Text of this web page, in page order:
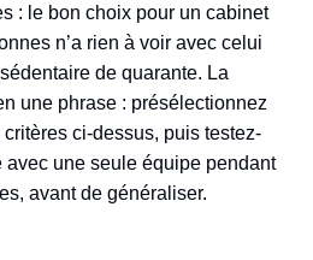
: le bon choix pour un cabinet
n’a rien à voir avec celui
de quarante. La
une phrase : présélectionnez
ci-dessus, puis testez-
avec une seule équipe pendant
avant de généraliser.